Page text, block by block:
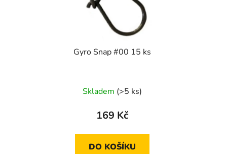
Gyro Snap #00 15 ks
Skladem (>5 ks)
169 Kč
DO KOŠÍKU